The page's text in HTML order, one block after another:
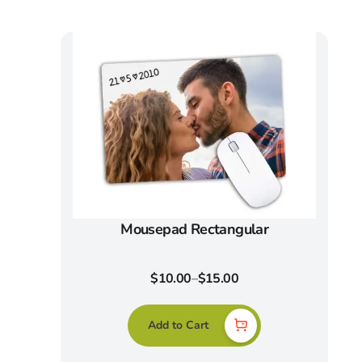
Mousepad Rectangular
$10.00–$15.00
Add to Cart